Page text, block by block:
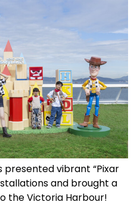
presented vibrant “Pixar
and brought a
the Victoria Harbour!